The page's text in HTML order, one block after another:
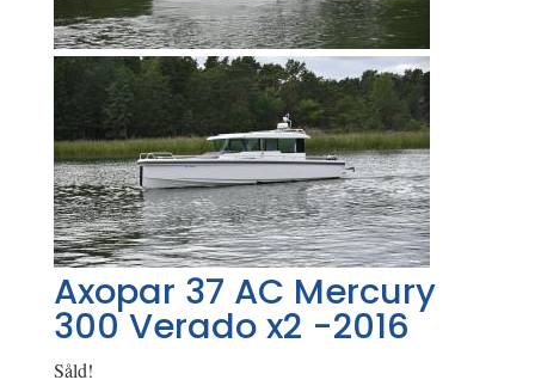
Axopar 37 AC Mercury
300 Verado x2 -2016
Såld!